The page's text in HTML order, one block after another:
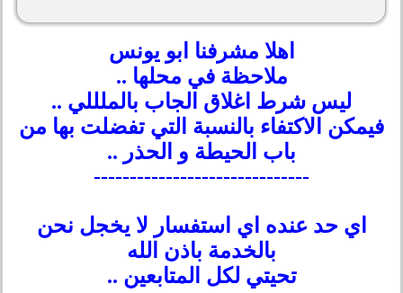
اهلا مشرفنا ابو يونس
ملاحظة في محلها ..
ليس شرط اغلاق الجاب بالملللي ..
فيمكن الاكتفاء بالنسبة التي تفضلت بها من
باب الحيطة و الحذر ..
------------------------------
اي حد عنده اي استفسار لا يخجل نحن
بالخدمة باذن الله
تحيتي لكل المتابعين ..